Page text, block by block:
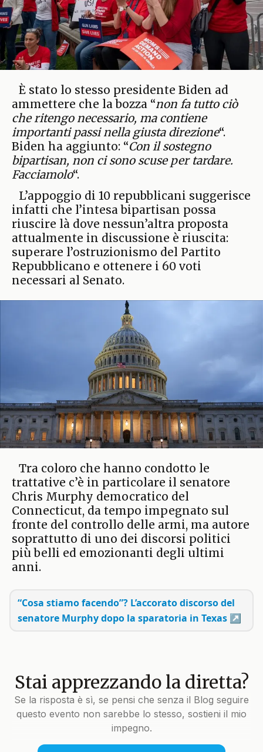
È stato lo stesso presidente Biden ad
ammettere che la bozza “non fa tutto ciò
che ritengo necessario, ma contiene
importanti passi nella giusta direzione“.
Biden ha aggiunto: “Con il sostegno
bipartisan, non ci sono scuse per tardare.
Facciamolo“.
L’appoggio di 10 repubblicani suggerisce
infatti che l’intesa bipartisan possa
riuscire là dove nessun’altra proposta
attualmente in discussione è riuscita:
superare l’ostruzionismo del Partito
Repubblicano e ottenere i 60 voti
necessari al Senato.
Tra coloro che hanno condotto le
trattative c’è in particolare il senatore
Chris Murphy democratico del
Connecticut, da tempo impegnato sul
fronte del controllo delle armi, ma autore
soprattutto di uno dei discorsi politici
più belli ed emozionanti degli ultimi
anni.
“Cosa stiamo facendo”? L’accorato discorso del
senatore Murphy dopo la sparatoria in Texas
Stai apprezzando la diretta?
Se la risposta è sì, se pensi che senza il Blog seguire
questo evento non sarebbe lo stesso, sostieni il mio
impegno.